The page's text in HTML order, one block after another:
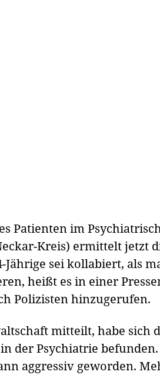
Patienten im
Kreis) ermittelt jetzt
Jährige sei kollabiert, als
heißt es in einer
Polizisten hinzugerufen.
mitteilt, habe sich
der Psychiatrie befunden.
aggressiv geworden.